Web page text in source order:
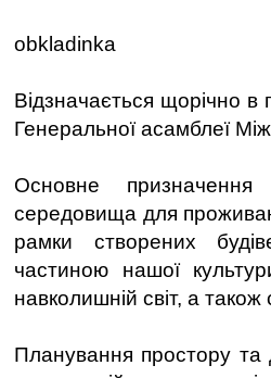
obkladinka
Відзначається щорічно
Генеральної асамблеї
Основне
середовища для
рамки створених
частиною нашої
навколишній світ, а
Планування простору